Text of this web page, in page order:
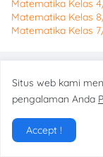
Matematika Kelas
Matematika Kelas
Matematika Kelas
Bimbel
4 stars - based on
Situs web kami
pengalaman Anda
Accept !